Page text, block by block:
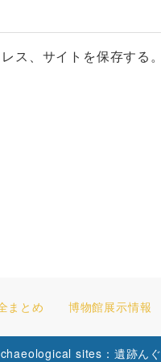
ス、サイトを保存する。
まとめ 博物館展示情報
sites：遺跡んぐ